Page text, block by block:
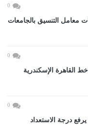
0
الأولى 2026.. خدمات معامل التنسيق بالجامعات
0
القاهرة الإسكندرية
0
درجة الاستعداد